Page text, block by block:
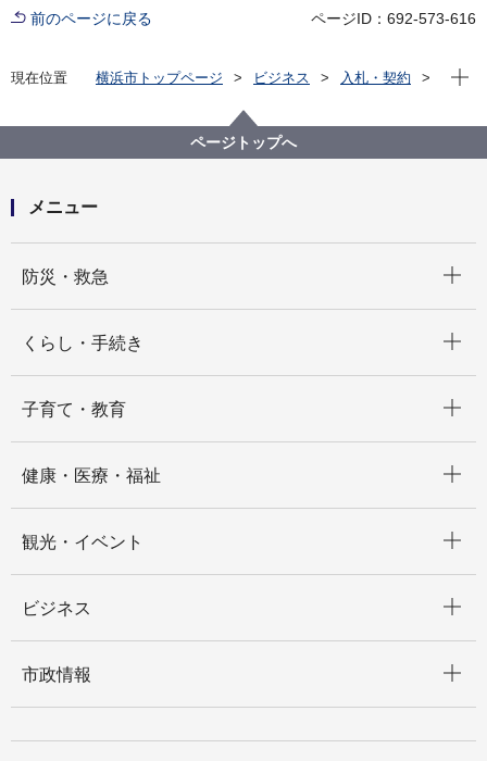
前のページに戻る ページID：692-573-616
現在位置 横浜市トップページ ビジネス
入札・契約
【質問回答掲載】【公募型指名競争⼊札】令和５年度
教職員定期健康診断
現在
ページトップへ
メニュー
防災・救急
くらし・手続き
子育て・教育
健康・医療・福祉
観光・イベント
ビジネス
市政情報